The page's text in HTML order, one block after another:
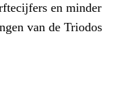
en minder
van de Triodos